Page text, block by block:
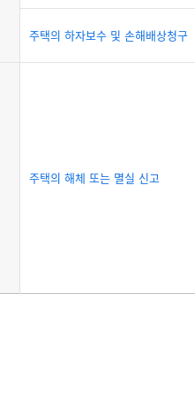
주택의 하자보수 및 손해배상청구
주택의 해체 또는 멸실 신고